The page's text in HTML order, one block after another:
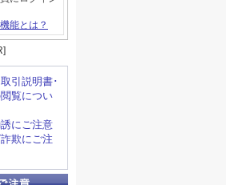
能とは？
引説明書･
覧につい
にご注意
欺にご注